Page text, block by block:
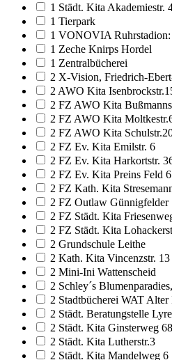
1 Städt. Kita Akademiestr.
1 Tierpark
1 VONOVIA Ruhrstadion:
1 Zeche Knirps Hordel
1 Zentralbücherei
2 X-Vision, Friedrich-
2 AWO Kita
2 FZ AWO Kita
2 FZ AWO Kita
2 FZ AWO Kita
2 FZ Ev. Kita Emilstr. 6
2 FZ Ev. Kita Harkortstr.
2 FZ Ev. Kita Preins Feld 6
2 FZ Kath. Kita
2 FZ Outlaw Günnigfelder
2 FZ Städt. Kita
2 FZ Städt. Kita
2 Grundschule Leithe
2 Kath. Kita Vincenzstr. 13
2 Mini-Ini Wattenscheid
2 Schley´s
2 Stadtbücherei WAT
2 Städt. Beratungstelle
2 Städt. Kita Ginsterweg
2 Städt. Kita Lutherstr.3
2 Städt. Kita Mandelweg 6